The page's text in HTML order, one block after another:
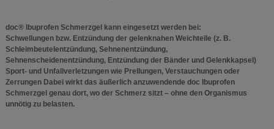
doc® Ibuprofen Schmerzgel kann eingesetzt werden bei:
Schwellungen bzw. Entzündung der gelenknahen Weichteile (z. B.
Schleimbeutelentzündung, Sehnenentzündung,
Sehnenscheidenentzündung, Entzündung der Bänder und Gelenkkapsel)
Sport- und Unfallverletzungen wie Prellungen, Verstauchungen oder
Zerrungen Dabei wirkt das äußerlich anzuwendende doc Ibuprofen
Schmerzgel genau dort, wo der Schmerz sitzt – ohne den Organismus
unnötig zu belasten.